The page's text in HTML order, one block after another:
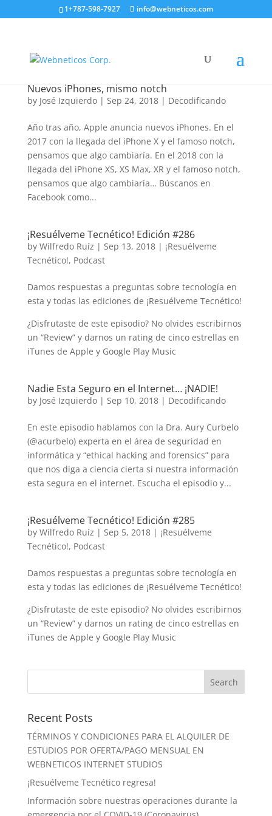
1+787-598-7927 info@webneticos.com
Nuevos iPhones, mismo notch
by José Izquierdo| Sep 24, 2018| Decodificando
Año tras año, Apple anuncia nuevos iPhones. En el
2017 con la llegada del iPhone X y el famoso notch,
pensamos que algo cambiaría. En el 2018 con la
llegada del iPhone XS, XS Max, XR y el famoso notch,
pensamos que algo cambiaría… Búscanos en
Facebook como...
¡Resuélveme Tecnético! Edición #286
by Wilfredo Ruíz | Sep 13, 2018| ¡Resuélveme
Tecnético!, Podcast
Damos respuestas a preguntas sobre tecnología en
esta y todas las ediciones de ¡Resuélveme Tecnético!
¿Disfrutaste de este episodio? No olvides escribirnos
un “Review” y darnos un rating de cinco estrellas en
iTunes de Apple y Google Play Music
Nadie Esta Seguro en el Internet… ¡NADIE!
by José Izquierdo| Sep 10, 2018| Decodificando
En este episodio hablamos con la Dra. Aury Curbelo
(@acurbelo) experta en el área de seguridad en
informática y “ethical hacking and forensics” para
que nos diga a ciencia cierta si nuestra información
esta segura en el internet. Escucha el episodio y...
¡Resuélveme Tecnético! Edición #285
by Wilfredo Ruíz | Sep 5, 2018| ¡Resuélveme
Tecnético!, Podcast
Damos respuestas a preguntas sobre tecnología en
esta y todas las ediciones de ¡Resuélveme Tecnético!
¿Disfrutaste de este episodio? No olvides escribirnos
un “Review” y darnos un rating de cinco estrellas en
iTunes de Apple y Google Play Music
Recent Posts
TÉRMINOS Y CONDICIONES PARA EL ALQUILER DE
ESTUDIOS POR OFERTA/PAGO MENSUAL EN
WEBNETICOS INTERNET STUDIOS
¡Resuélveme Tecnético regresa!
Información sobre nuestras operaciones durante la